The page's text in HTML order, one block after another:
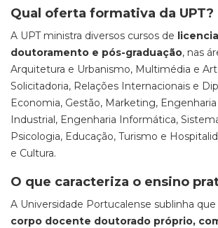
Qual oferta formativa da UPT?
A UPT ministra diversos cursos de
doutoramento e pós-graduação, nas
Arquitetura e Urbanismo, Multimédia e
Solicitadoria, Relações Internacionais e
Economia, Gestão, Marketing,
Industrial, Engenharia Informática,
Psicologia, Educação, Turismo e
e Cultura.
O que caracteriza o ensino
A Universidade Portucalense sublinha que
corpo docente doutorado próprio,